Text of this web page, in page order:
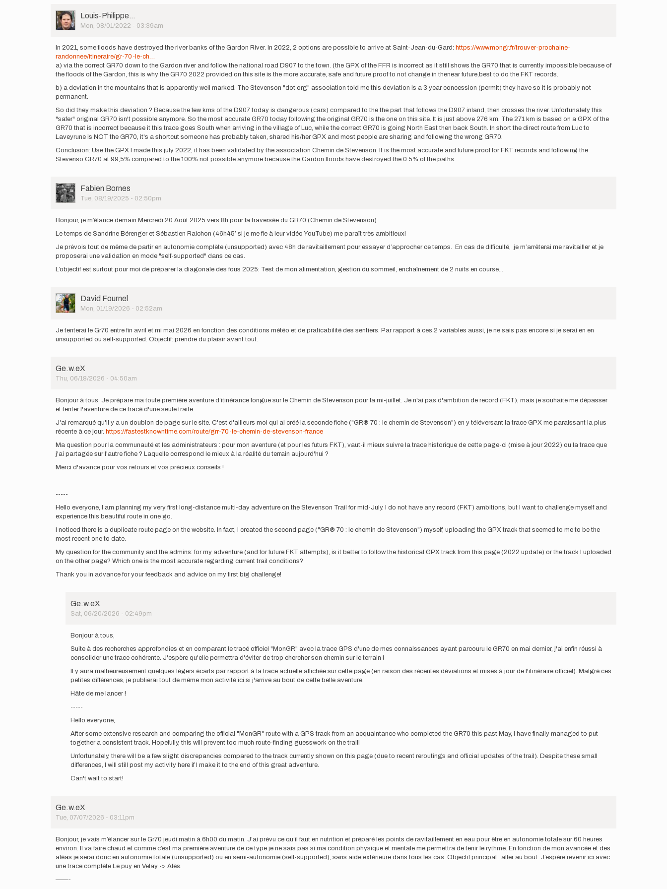
User
Picture
Louis-Philippe…
Mon, 08/01/2022 - 03:39am
In 2021, some floods have destroyed the river banks of the Gardon River. In 2022, 2 options are possible to arrive at Saint-Jean-du-Gard: https://www.mongr.fr/trouver-prochaine-
randonnee/itineraire/gr-70-le-ch…
a) via the correct GR70 down to the Gardon river and follow the national road D907 to the town. (the GPX of the FFR is incorrect as it still shows the GR70 that is currently impossible because of
the floods of the Gardon, this is why the GR70 2022 provided on this site is the more accurate, safe and future proof to not change in thenear future,best to do the FKT records.
b) a deviation in the mountains that is apparently well marked. The Stevenson "dot org" association told me this deviation is a 3 year concession (permit) they have so it is probably not
permanent.
So did they make this deviation ? Because the few kms of the D907 today is dangerous (cars) compared to the the part that follows the D907 inland, then crosses the river. Unfortunalety this
"safer" original GR70 isn't possible anymore. So the most accurate GR70 today following the original GR70 is the one on this site. It is just above 276 km. The 271 km is based on a GPX of the
GR70 that is incorrect because it this trace goes South when arriving in the village of Luc, while the correct GR70 is going North East then back South. In short the direct route from Luc to
Laveyrune is NOT the GR70, it's a shortcut someone has probably taken, shared his/her GPX and most people are sharing and following the wrong GR70.
Conclusion: Use the GPX I made this july 2022, it has been validated by the association Chemin de Stevenson. It is the most accurate and future proof for FKT records and following the
Stevenso GR70 at 99,5% compared to the 100% not possible anymore because the Gardon floods have destroyed the 0.5% of the paths.
User
Picture
Fabien Bornes
Tue, 08/19/2025 - 02:50pm
Bonjour, je m’élance demain Mercredi 20 Août 2025 vers 8h pour la traversée du GR70 (Chemin de Stevenson).
Le temps de Sandrine Bérenger et Sébastien Raichon (46h45’ si je me fie à leur vidéo YouTube) me paraît très ambitieux!
Je prévois tout de même de partir en autonomie complète (unsupported) avec 48h de ravitaillement pour essayer d’approcher ce temps. En cas de difficulté, je m’arrêterai me ravitailler et je
proposerai une validation en mode "self-supported" dans ce cas.
L’objectif est surtout pour moi de préparer la diagonale des fous 2025: Test de mon alimentation, gestion du sommeil, enchaînement de 2 nuits en course...
User
Picture
David Fournel
Mon, 01/19/2026 - 02:52am
Je tenterai le Gr70 entre fin avril et mi mai 2026 en fonction des conditions météo et de praticabilité des sentiers. Par rapport à ces 2 variables aussi, je ne sais pas encore si je serai en en
unsupported ou self-supported. Objectif: prendre du plaisir avant tout.
Ge.w.eX
Thu, 06/18/2026 - 04:50am
Bonjour à tous, Je prépare ma toute première aventure d’itinérance longue sur le Chemin de Stevenson pour la mi-juillet. Je n'ai pas d'ambition de record (FKT), mais je souhaite me dépasser
et tenter l'aventure de ce tracé d'une seule traite.
J'ai remarqué qu'il y a un doublon de page sur le site. C'est d'ailleurs moi qui ai créé la seconde fiche ("GR® 70 : le chemin de Stevenson") en y téléversant la trace GPX me paraissant la plus
récente à ce jour. https://fastestknowntime.com/route/grr-70-le-chemin-de-stevenson-france
Ma question pour la communauté et les administrateurs : pour mon aventure (et pour les futurs FKT), vaut-il mieux suivre la trace historique de cette page-ci (mise à jour 2022) ou la trace que
j'ai partagée sur l'autre fiche ? Laquelle correspond le mieux à la réalité du terrain aujourd'hui ?
Merci d'avance pour vos retours et vos précieux conseils !
-----
Hello everyone, I am planning my very first long-distance multi-day adventure on the Stevenson Trail for mid-July. I do not have any record (FKT) ambitions, but I want to challenge myself and
experience this beautiful route in one go.
I noticed there is a duplicate route page on the website. In fact, I created the second page ("GR® 70 : le chemin de Stevenson") myself, uploading the GPX track that seemed to me to be the
most recent one to date.
My question for the community and the admins: for my adventure (and for future FKT attempts), is it better to follow the historical GPX track from this page (2022 update) or the track I uploaded
on the other page? Which one is the most accurate regarding current trail conditions?
Thank you in advance for your feedback and advice on my first big challenge!
Ge.w.eX
Sat, 06/20/2026 - 02:49pm
reply
Bonjour
à
tous,
Je
prépare…
by
Bonjour à tous,
Suite à des recherches approfondies et en comparant le tracé officiel "MonGR" avec la trace GPS d'une de mes connaissances ayant parcouru le GR70 en mai dernier, j'ai enfin réussi à
consolider une trace cohérente. J'espère qu'elle permettra d'éviter de trop chercher son chemin sur le terrain !
Il y aura malheureusement quelques légers écarts par rapport à la trace actuelle affichée sur cette page (en raison des récentes déviations et mises à jour de l'itinéraire officiel). Malgré ces
petites différences, je publierai tout de même mon activité ici si j'arrive au bout de cette belle aventure.
Hâte de me lancer !
-----
Hello everyone,
After some extensive research and comparing the official "MonGR" route with a GPS track from an acquaintance who completed the GR70 this past May, I have finally managed to put
together a consistent track. Hopefully, this will prevent too much route-finding guesswork on the trail!
Unfortunately, there will be a few slight discrepancies compared to the track currently shown on this page (due to recent reroutings and official updates of the trail). Despite these small
differences, I will still post my activity here if I make it to the end of this great adventure.
Can't wait to start!
Ge.w.eX
Tue, 07/07/2026 - 03:11pm
Bonjour, je vais m’élancer sur le Gr70 jeudi matin à 6h00 du matin. J’ai prévu ce qu’il faut en nutrition et préparé les points de ravitaillement en eau pour être en autonomie totale sur 60 heures
environ. Il va faire chaud et comme c’est ma première aventure de ce type je ne sais pas si ma condition physique et mentale me permettra de tenir le rythme. En fonction de mon avancée et des
aléas je serai donc en autonomie totale (unsupported) ou en semi-autonomie (self-supported), sans aide extérieure dans tous les cas. Objectif principal : aller au bout. J’espère revenir ici avec
une trace complète Le puy en Velay -> Alès.
——-